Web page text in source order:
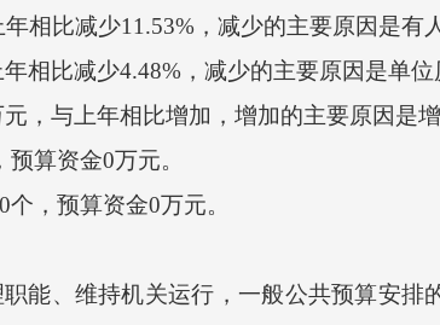
比减少11.53%，减少的主要原因是有
比减少4.48%，减少的主要原因是单位
与上年相比增加，增加的主要原因是增
算资金0万元。
，预算资金0万元。
、维持机关运行，一般公共预算安排